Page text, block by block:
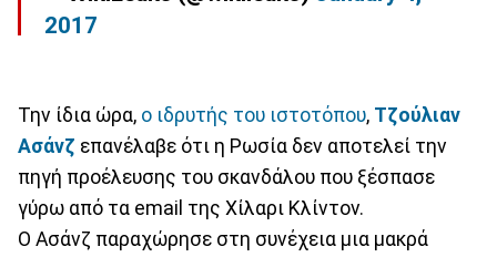
2017
Την ίδια ώρα, ο ιδρυτής του ιστοτόπου, Τζούλιαν
Ασάνζ επανέλαβε ότι η Ρωσία δεν αποτελεί την
πηγή προέλευσης του σκανδάλου που ξέσπασε
γύρω από τα email της Χίλαρι Κλίντον.
Ο Ασάνζ παραχώρησε στη συνέχεια μια μακρά